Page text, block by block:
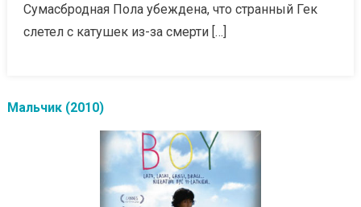
Сумасбродная Пола убеждена, что странный Гек
слетел с катушек из-за смерти […]
Мальчик (2010)